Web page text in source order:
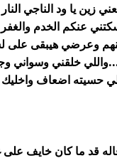
يا ود الناجي
عنكم الخدم والغفر
وعرضي هيبقى على
خلقني وسواني
اضعاف واخليك
ما كان خايف على